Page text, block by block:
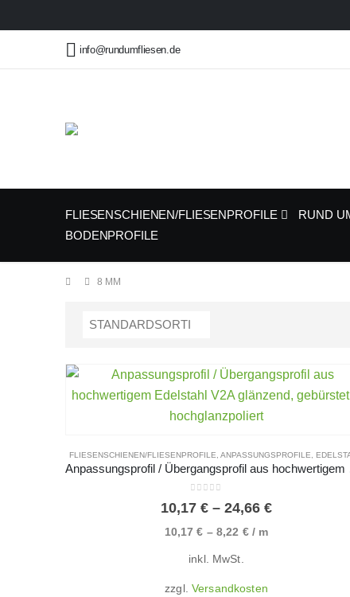
info@rundumfliesen.de
FLIESENSCHIENEN/FLIESENPROFILE RUND
BODENPROFILE
8 MM
FLIESENSCHIENEN/FLIESENPROFILE ,ANPASSUNGSPROFILE
10,17 €– 24,66 €
10,17€ – 8,22 €/ m
inkl. MwSt.
zzgl. Versandkosten